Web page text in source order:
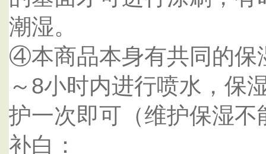
潮湿。
④本商品本身有共同的保
～8小时内进行喷水，保
护一次即可（维护保湿不
补白：